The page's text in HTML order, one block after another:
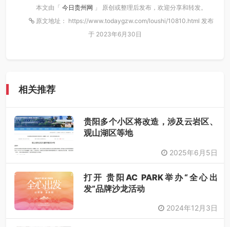
本文由「 今日贵州网 」 原创或整理后发布，欢迎分享和转发。
原文地址： https://www.todaygzw.com/loushi/10810.html 发布
于 2023年6月30日
相关推荐
贵阳多个小区将改造，涉及云岩区、
观山湖区等地
2025年6月5日
打开 贵阳AC PARK举办“全心出
发”品牌沙龙活动
2024年12月3日